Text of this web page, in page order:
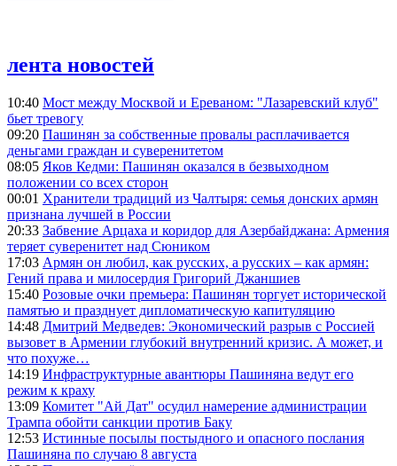
лента новостей
10:40 Мост между Москвой и Ереваном: "Лазаревский клуб"
бьет тревогу
09:20 Пашинян за собственные провалы расплачивается
деньгами граждан и суверенитетом
08:05 Яков Кедми: Пашинян оказался в безвыходном
положении со всех сторон
00:01 Хранители традиций из Чалтыря: семья донских армян
признана лучшей в России
20:33 Забвение Арцаха и коридор для Азербайджана: Армения
теряет суверенитет над Сюником
17:03 Армян он любил, как русских, а русских – как армян:
Гений права и милосердия Григорий Джаншиев
15:40 Розовые очки премьера: Пашинян торгует исторической
памятью и празднует дипломатическую капитуляцию
14:48 Дмитрий Медведев: Экономический разрыв с Россией
вызовет в Армении глубокий внутренний кризис. А может, и
что похуже…
14:19 Инфраструктурные авантюры Пашиняна ведут его
режим к краху
13:09 Комитет "Ай Дат" осудил намерение администрации
Трампа обойти санкции против Баку
12:53 Истинные посылы постыдного и опасного послания
Пашиняна по случаю 8 августа